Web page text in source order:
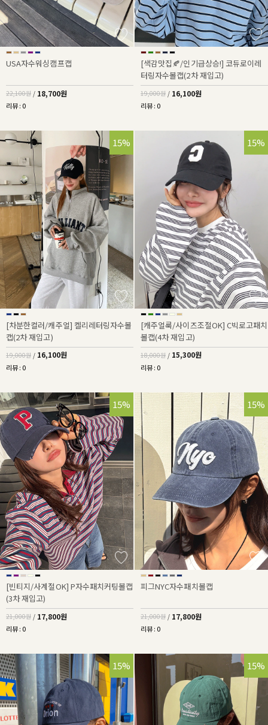
USA자수워싱캠프캡
22,100원 / 18,700원
리뷰 : 0
[색감맛집🍂/인기급상승!] 코듀로이레
터링자수볼캡(2차 재입고)
19,000원 / 16,100원
리뷰 : 0
15%
[차분한컬러/캐주얼] 켈리레터링자수볼
캡(2차 재입고)
19,000원 / 16,100원
리뷰 : 0
15%
[캐주얼룩/사이즈조절OK] C빅로고패치
볼캡(4차 재입고)
18,000원 / 15,300원
리뷰 : 0
15%
[빈티지/사계절OK] P자수패치커팅볼캡
(3차 재입고)
21,000원 / 17,800원
리뷰 : 0
15%
피그NYC자수패치볼캡
21,000원 / 17,800원
리뷰 : 0
15% 15%